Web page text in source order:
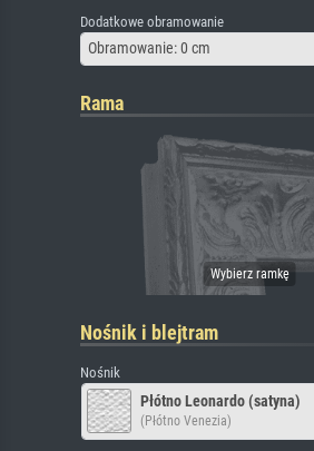
Dodatkowe obramowanie
Obramowanie: 0 cm
Rama
Nośnik i blejtram
Nośnik
Płótno Leonardo (satyna)
(Płótno Venezia)